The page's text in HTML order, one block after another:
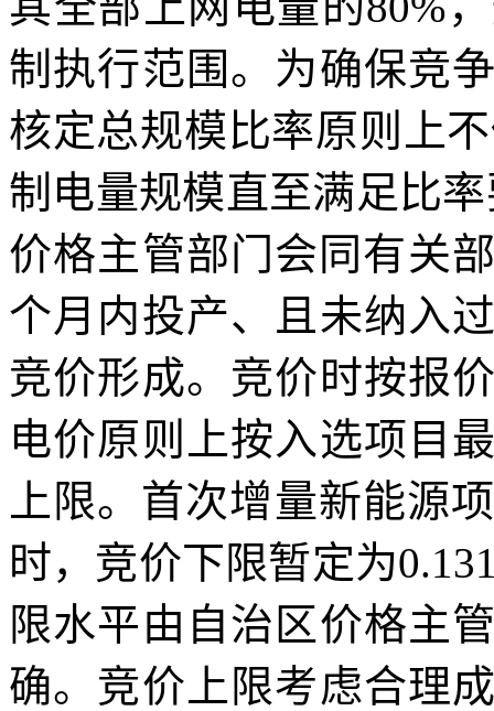
制执行范围。为确保竞
核定总规模比率原则上
制电量规模直至满足比
价格主管部门会同有关
个月内投产、且未纳入
竞价形成。竞价时按报
电价原则上按入选项目
上限。首次增量新能源
时，竞价下限暂定为
限水平由自治区价格主
确。竞价上限考虑合理